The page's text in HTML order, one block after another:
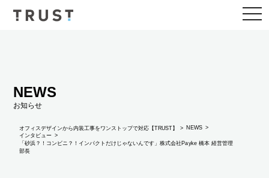
NEWS
お知らせ
オフィスデザインから内装工事をワンストップで対応【TRUST】
NEWS
インタビュー
「砂浜？！コンビニ？！インパクトだけじゃないんです」株式会社Payke 橋本 経営管理
部長